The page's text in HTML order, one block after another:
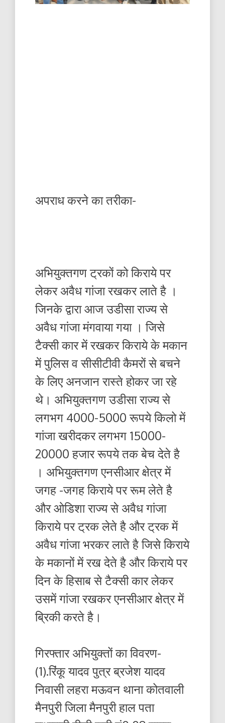
अपराध करने का तरीका-
अभियुक्तगण ट्रकों को किराये पर
लेकर अवैध गांजा रखकर लाते है ।
जिनके द्वारा आज उडीसा राज्य से
अवैध गांजा मंगवाया गया । जिसे
टैक्सी कार में रखकर किराये के मकान
में पुलिस व सीसीटीवी कैमरों से बचने
के लिए अनजान रास्ते होकर जा रहे
थे। अभियुक्तगण उडीसा राज्य से
लगभग 4000-5000 रूपये किलो में
गांजा खरीदकर लगभग 15000-
20000 हजार रूपये तक बेच देते है
। अभियुक्तगण एनसीआर क्षेत्र में
जगह -जगह किराये पर रूम लेते है
और ओडिशा राज्य से अवैध गांजा
किराये पर ट्रक लेते है और ट्रक में
अवैध गांजा भरकर लाते है जिसे किराये
के मकानों में रख देते है और किराये पर
दिन के हिसाब से टैक्सी कार लेकर
उसमें गांजा रखकर एनसीआर क्षेत्र में
ब्रिकी करते है।
गिरफ्तार अभियुक्तों का विवरण-
(1).रिंकू यादव पुत्र ब्रजेश यादव
निवासी लहरा मऊवन थाना कोतवाली
मैनपुरी जिला मैनपुरी हाल पता